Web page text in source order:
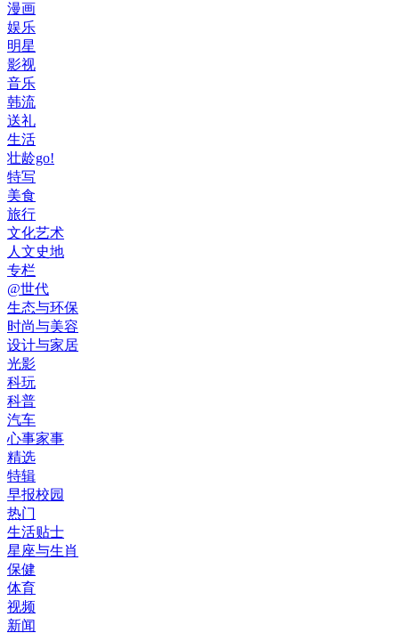
漫画
娱乐
明星
影视
音乐
韩流
送礼
生活
壮龄go!
特写
美食
旅行
文化艺术
人文史地
专栏
@世代
生态与环保
时尚与美容
设计与家居
光影
科玩
科普
汽车
心事家事
精选
特辑
早报校园
热门
生活贴士
星座与生肖
保健
体育
视频
新闻